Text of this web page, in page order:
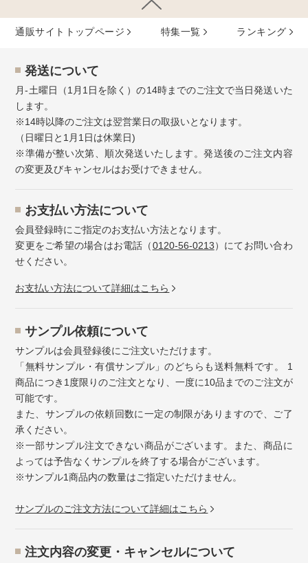
通販サイトトップページ 特集⼀覧 ランキング
発送について
月-土曜日（1月1日を除く）の14時までのご注文で当日発送いた
します。
※14時以降のご注文は翌営業日の取扱いとなります。
（日曜日と1月1日は休業日)
※準備が整い次第、順次発送いたします。発送後のご注文内容
の変更及びキャンセルはお受けできません。
お⽀払い⽅法について
会員登録時にご指定のお支払い方法となります。
変更をご希望の場合はお電話（0120-56-0213）にてお問い合わ
せください。
お⽀払い⽅法について詳細はこちら
サンプル依頼について
サンプルは会員登録後にご注文いただけます。
「無料サンプル・有償サンプル」のどちらも送料無料です。 1
商品につき1度限りのご注文となり、一度に10品までのご注文が
可能です。
また、サンプルの依頼回数に一定の制限がありますので、ご了
承ください。
※一部サンプル注文できない商品がございます。また、商品に
よっては予告なくサンプルを終了する場合がございます。
※サンプル1商品内の数量はご指定いただけません。
サンプルのご注文方法について詳細はこちら
注⽂内容の変更・キャンセルについて